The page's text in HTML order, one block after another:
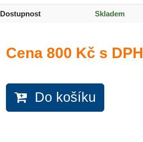
Dostupnost Skladem
Cena 800 Kč s DPH
Do košíku